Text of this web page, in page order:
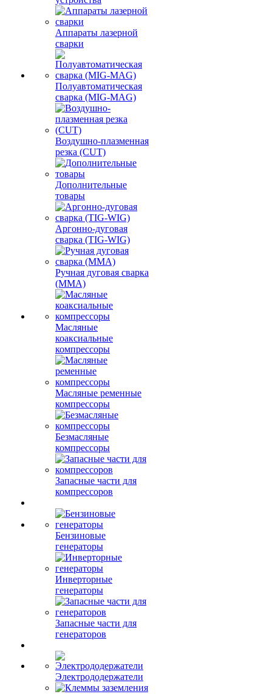
Аппараты лазерной
сварки
Полуавтоматическая
сварка (MIG-MAG)
Воздушно-плазменная
резка (CUT)
Дополнительные
товары
Аргонно-дуговая
сварка (TIG-WIG)
Ручная дуговая сварка
(MMA)
Масляные
коаксиальные
компрессоры
Масляные ременные
компрессоры
Безмасляные
компрессоры
Запасные части для
компрессоров
Бензиновые
генераторы
Инверторные
генераторы
Запасные части для
генераторов
Электрододержатели